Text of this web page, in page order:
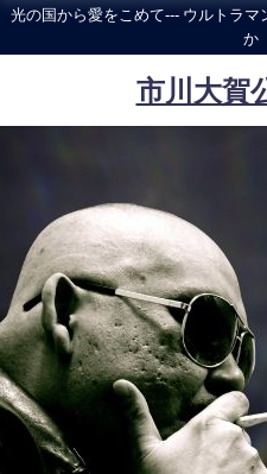
光の国から愛をこめて--- ウルトラ
か
市川大賀